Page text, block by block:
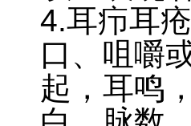
4.耳疖耳
口、咀嚼
起，耳鸣